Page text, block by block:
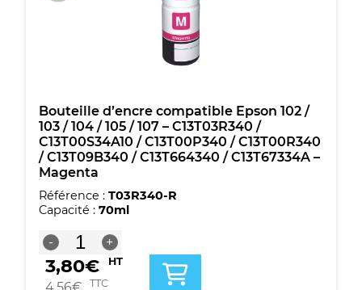
C13T00S44A10
/
C13T00P440
/
C13T00R440
/
C13T09B440
C13T664440
/
C13T67344A
Bouteille d’encre compatible Epson 102 /
103 / 104 / 105 / 107 – C13T03R340 /
C13T00S34A10 / C13T00P340 / C13T00R340
/ C13T09B340 / C13T664340 / C13T67334A –
Magenta
Référence : T03R340-R
Capacité : 70ml
-
quantité
de
Bouteille
d'encre
+
3,80€ HT
TTC